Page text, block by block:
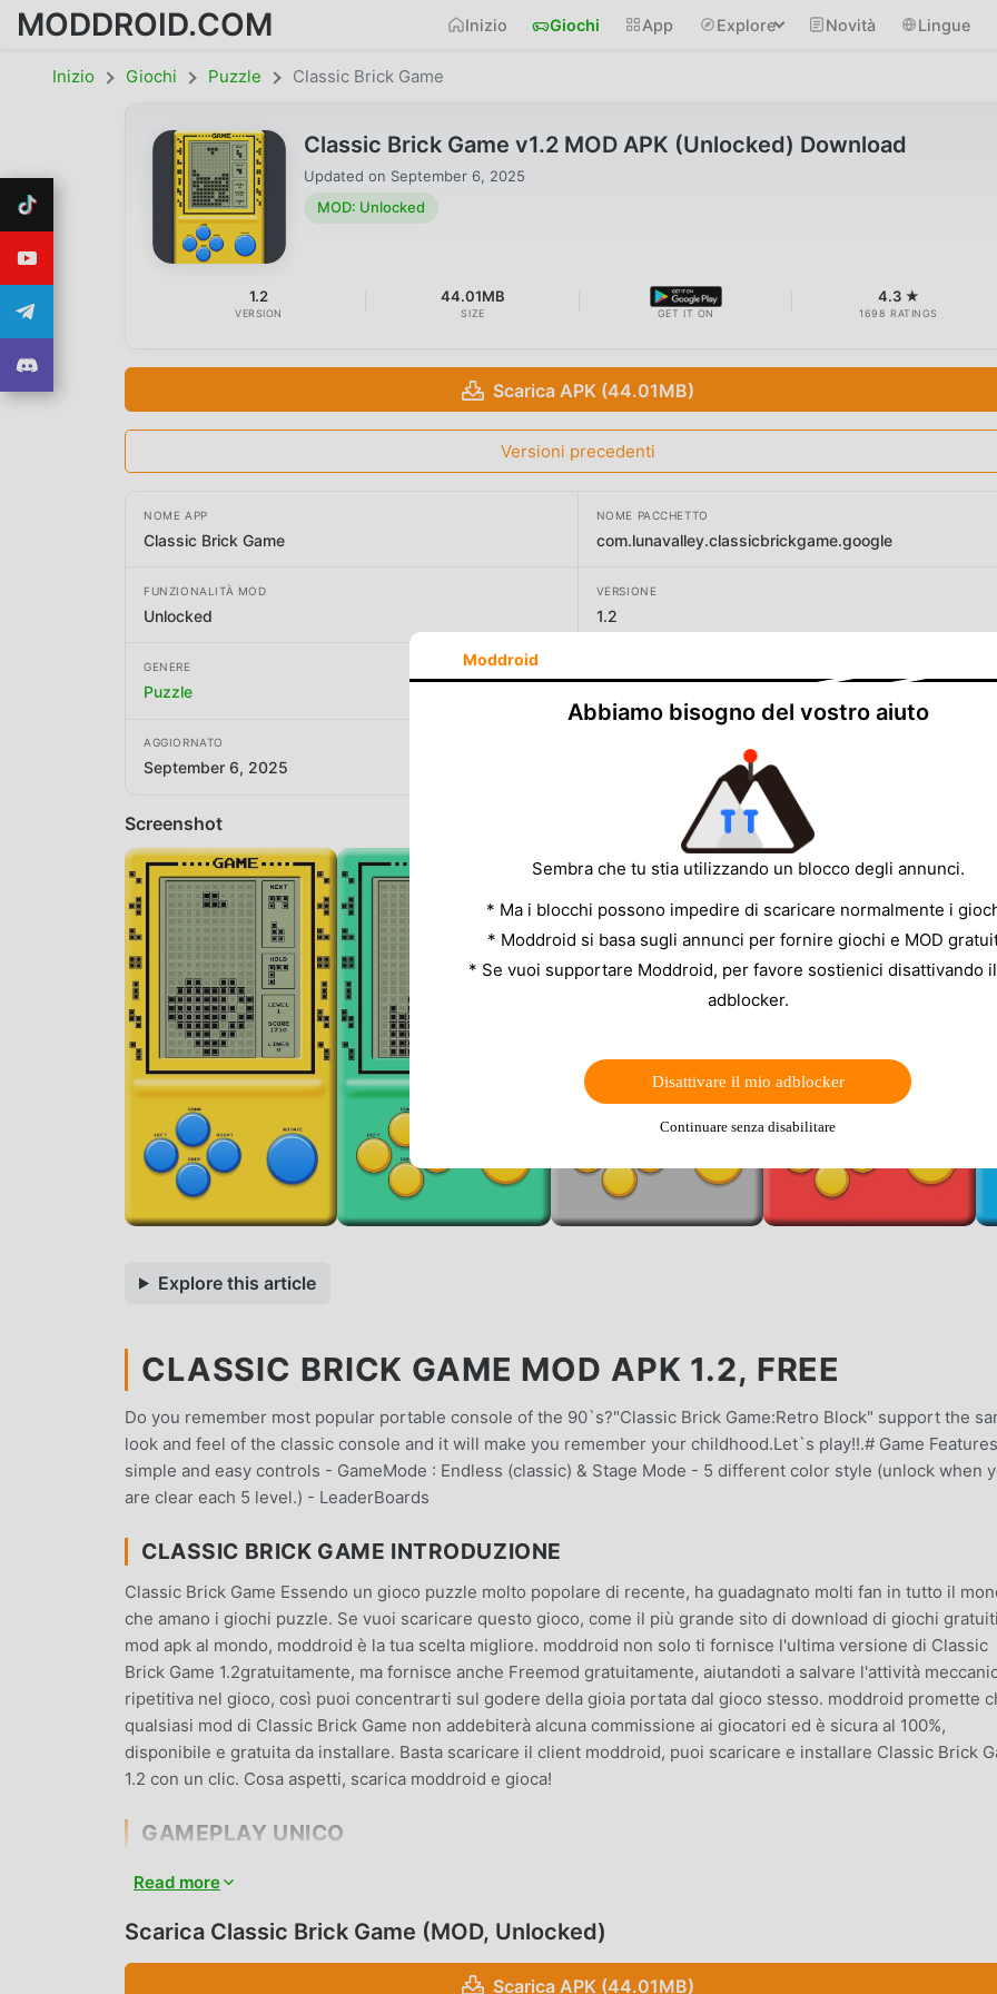
MODDROID.COM Inizio Giochi App Explore Novità Lingue
Inizio Giochi Puzzle Classic Brick Game
Classic Brick Game v1.2 MOD APK (Unlocked) Download
Updated on September 6, 2025
MOD: Unlocked
1.2
VERSION
44.01MB
SIZE GET IT ON
4.3 ★
1698 RATINGS
Scarica APK (44.01MB)
Versioni precedenti
NOME APP
Classic Brick Game
NOME PACCHETTO
com.lunavalley.classicbrickgame.google
FUNZIONALITÀ MOD
Unlocked
VERSIONE
1.2
GENERE
Puzzle
AGGIORNATO
September 6, 2025
Screenshot
Explore this article
CLASSIC BRICK GAME MOD APK 1.2, FREE
Do you remember most popular portable console of the 90`s?"Classic Brick Game:Retro Block" support the
look and feel of the classic console and it will make you remember your childhood.Let`s play!!.# Game
simple and easy controls - GameMode : Endless (classic) & Stage Mode - 5 different color style (unlock when
are clear each 5 level.) - LeaderBoards
CLASSIC BRICK GAME INTRODUZIONE
Classic Brick Game Essendo un gioco puzzle molto popolare di recente, ha guadagnato molti fan in tutto il
che amano i giochi puzzle. Se vuoi scaricare questo gioco, come il più grande sito di download di giochi
mod apk al mondo, moddroid è la tua scelta migliore. moddroid non solo ti fornisce l'ultima versione di Classic
Brick Game 1.2gratuitamente, ma fornisce anche Freemod gratuitamente, aiutandoti a salvare l'attività
ripetitiva nel gioco, così puoi concentrarti sul godere della gioia portata dal gioco stesso. moddroid promette
qualsiasi mod di Classic Brick Game non addebiterà alcuna commissione ai giocatori ed è sicura al 100%,
disponibile e gratuita da installare. Basta scaricare il client moddroid, puoi scaricare e installare Classic Brick
1.2 con un clic. Cosa aspetti, scarica moddroid e gioca!
GAMEPLAY UNICO
Classic Brick Game Essendo un popolare gioco puzzle, il suo gameplay unico lo ha aiutato a conquistare un gran
il tutorial per principianti, così puoi facilmente avviare l'intero gioco e goderti la gioia offerta dai classici giochi
dei giochi puzzle, consentendoti di comunicare e condividere con tutti gli amanti dei giochi puzzle in tutto il
Read more
Scarica Classic Brick Game (MOD, Unlocked)
Scarica APK (44.01MB)
Moddroid
Abbiamo bisogno del vostro aiuto
Sembra che tu stia utilizzando un blocco degli annunci.
* Ma i blocchi possono impedire di scaricare normalmente i
* Moddroid si basa sugli annunci per fornire giochi e MOD
* Se vuoi supportare Moddroid, per favore sostienici disattivando
adblocker.
Disattivare il mio adblocker
Continuare senza disabilitare